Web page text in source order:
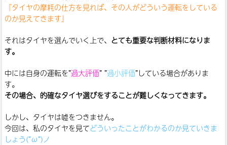
『タイヤの摩耗の仕方を見れば、その人がどういう運転をしている
のか見えてきます』
それはタイヤを選んでいく上で、 とても重要な判断材料になりま
す。
中には自身の運転を”過大評価” ”過小評価”している場合がありま
す。
その場合、的確なタイヤ選びをすることが難しくなってきます。
しかし、タイヤは嘘をつきません。
今回は、私のタイヤを見てどういったことがわかるのか見ていきま
しょう(”ω”)ノ